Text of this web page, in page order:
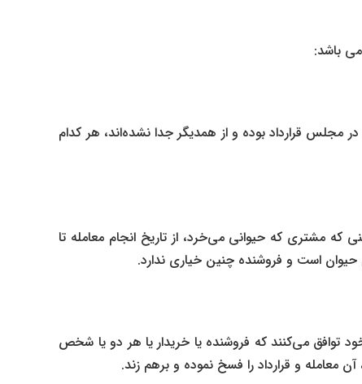
مجلس قرارداد بوده و از همدیگر جدا نشده‌اند، هر کدام
مشتری که حیوانی می‌خرد، از تاریخ انجام معامله تا
است و فروشنده چنین خیاری ندارد.
توافق می‌کنند که فروشنده یا خریدار یا هر دو یا شخص
معامله و قرارداد را فسخ نموده و برهم زند.